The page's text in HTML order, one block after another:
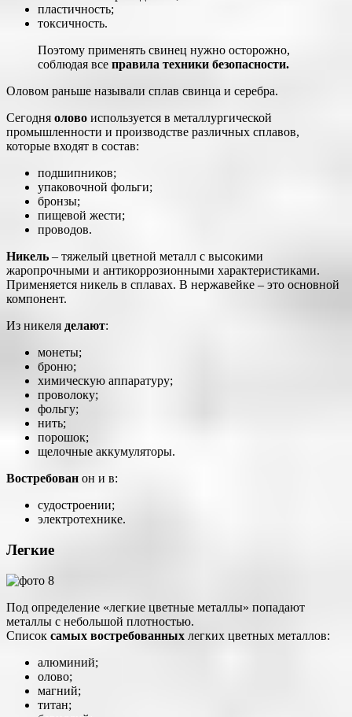
пластичность;
токсичность.
Поэтому применять свинец нужно осторожно,
соблюдая все правила техники безопасности.
Оловом раньше называли сплав свинца и серебра.
Сегодня олово используется в металлургической
промышленности и производстве различных сплавов,
которые входят в состав:
подшипников;
упаковочной фольги;
бронзы;
пищевой жести;
проводов.
Никель – тяжелый цветной металл с высокими
жаропрочными и антикоррозионными характеристиками.
Применяется никель в сплавах. В нержавейке – это основной
компонент.
Из никеля делают:
монеты;
броню;
химическую аппаратуру;
проволоку;
фольгу;
нить;
порошок;
щелочные аккумуляторы.
Востребован он и в:
судостроении;
электротехнике.
Легкие
Под определение «легкие цветные металлы» попадают
металлы с небольшой плотностью.
Список самых востребованных легких цветных металлов:
алюминий;
олово;
магний;
титан;